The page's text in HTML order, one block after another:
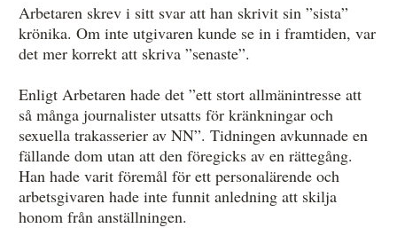
Arbetaren skrev i sitt svar att han skrivit sin ”sista”
krönika. Om inte utgivaren kunde se in i framtiden, var
det mer korrekt att skriva ”senaste”.
Enligt Arbetaren hade det ”ett stort allmänintresse att
så många journalister utsatts för kränkningar och
sexuella trakasserier av NN”. Tidningen avkunnade en
fällande dom utan att den föregicks av en rättegång.
Han hade varit föremål för ett personalärende och
arbetsgivaren hade inte funnit anledning att skilja
honom från anställningen.